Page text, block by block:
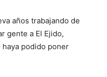
años trabajando de
gente a El Ejido,
haya podido poner